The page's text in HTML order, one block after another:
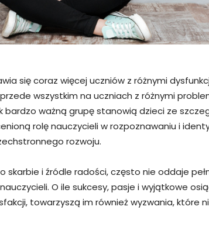
się coraz więcej uczniów z różnymi
wszystkim na uczniach z różnymi
ważną grupę stanowią dzieci ze
rolę nauczycieli w rozpoznawaniu i
rozwoju.
skarbie i źródle radości, często nie oddaje
O ile sukcesy, pasje i wyjątkowe
towarzyszą im również wyzwania, które